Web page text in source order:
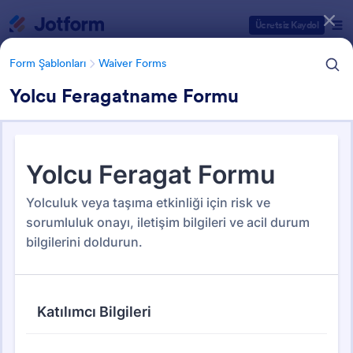
Ücretsiz Kaydol
Form Şablonları Waiver Forms
Yolcu Feragatname Formu
Form Şablonları Waiver Forms
Waiver Forms
94 Şablon
Form Şablonu Kategorileri